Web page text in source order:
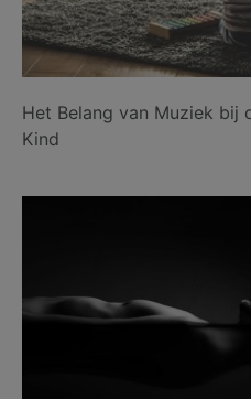
Het Belang van Muziek bij
Kind